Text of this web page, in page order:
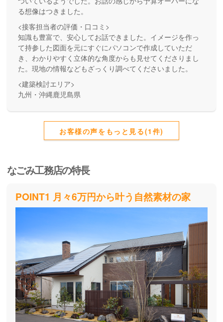
る想像はつきました。
<接客担当者の評価・口コミ>
知識も豊富で、安心してお話できました。イメージを作っ
て持参した図面を元にすぐにパソコンで作成していただ
き、わかりやすく立体的な角度からも見せてくださりまし
た。現地の情報などもざっくり調べてくださいました。
<建築検討エリア>
九州・沖縄鹿児島県
お客様の声をもっと見る(1件)
なごみ工務店の特長
POINT1 月々6万円から叶う自然素材の家